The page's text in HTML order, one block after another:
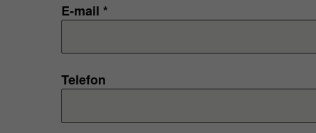
E-mail *
Telefon